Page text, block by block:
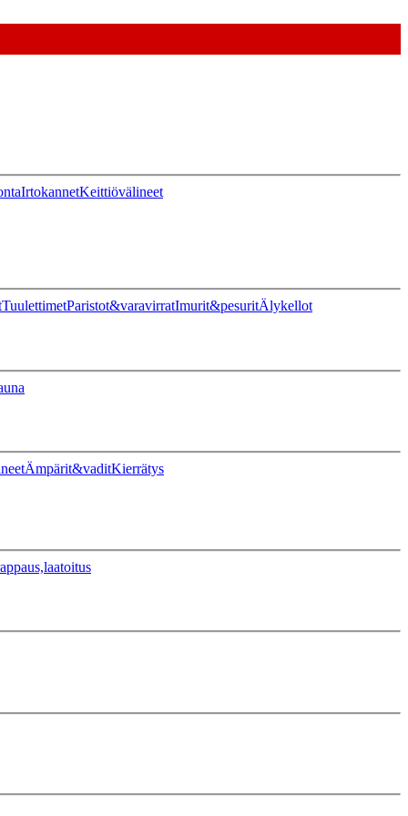
IrtokannetKeittiövälineet
TuulettimetParistot&varavirratImurit&pesuritÄlykellot
Ämpärit&vaditKierrätys